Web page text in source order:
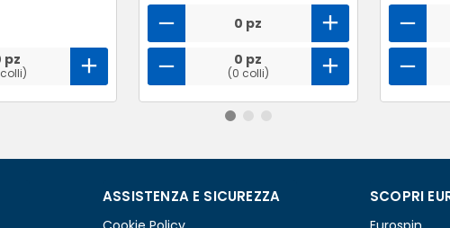
pz
0 pz
0 pz
(0 colli)
ASSISTENZA E SICUREZZA SCOPRI